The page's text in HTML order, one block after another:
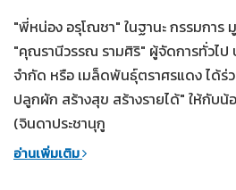
"พี่หน่อง อรุโณชา" ในฐานะ กรรมการ
"คุณรานีวรรณ รามศิริ" ผู้จัดการทั่วไป
จำกัด หรือ เมล็ดพันธุ์ตราศรแดง ได้ร่
ปลูกผัก สร้างสุข สร้างรายได้" ให้กับน้
(จินดาประชานุกู
อ่านเพิ่มเติม